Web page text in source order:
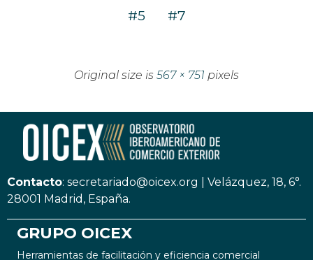
#5
#7
Original size is 567 × 751 pixels
Contacto: secretariado@oicex.org
Velázquez, 18, 6°.
28001 Madrid, España.
GRUPO OICEX
Herramientas de facilitación y eficiencia comercial